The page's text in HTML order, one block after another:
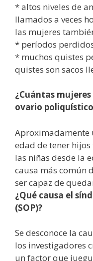
* altos niveles de
llamados a veces
las mujeres
* períodos
* muchos quistes
quistes son sacos
¿Cuántas
ovario poliquístico
Aproximadamente
edad de tener hijos
las niñas desde la
causa más común
ser capaz de
¿Qué causa el
(SOP)?
Se desconoce la
los investigadores
un factor que